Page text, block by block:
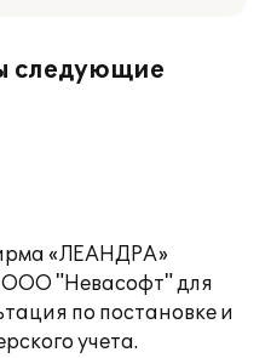
следующие
«ЛЕАНДРА»
"Невасофт" для
по постановке и
учета.